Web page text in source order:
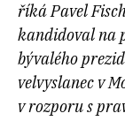
říká Pavel
kandidoval na
bývalého
velvyslanec v
v rozporu s